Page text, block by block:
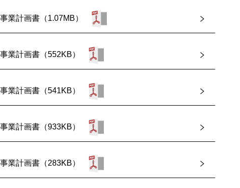
業計画書（1.07MB）
業計画書（552KB）
業計画書（541KB）
業計画書（933KB）
業計画書（283KB）